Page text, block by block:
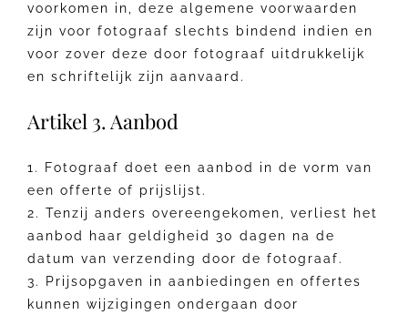
voorkomen in, deze algemene voorwaarden
zijn voor fotograaf slechts bindend indien en
voor zover deze door fotograaf uitdrukkelijk
en schriftelijk zijn aanvaard.
Artikel 3. Aanbod
1. Fotograaf doet een aanbod in de vorm van
een offerte of prijslijst.
2. Tenzij anders overeengekomen, verliest het
aanbod haar geldigheid 30 dagen na de
datum van verzending door de fotograaf.
3. Prijsopgaven in aanbiedingen en offertes
kunnen wijzigingen ondergaan door